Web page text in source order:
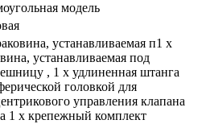
модель
устанавливаемая п1 x
устанавливаемая под
, 1 x удлиненная штанга
головкой для
управления клапана
1 x крепежный комплект